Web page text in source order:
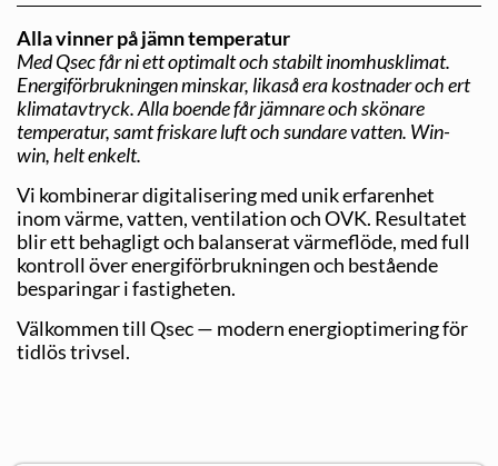
Alla vinner på jämn temperatur
Med Qsec får ni ett optimalt och stabilt inomhusklimat.
Energiförbrukningen minskar, likaså era kostnader och ert
klimatavtryck. Alla boende får jämnare och skönare
temperatur, samt friskare luft och sundare vatten. Win-
win, helt enkelt.
Vi kombinerar digitalisering med unik erfarenhet
inom värme, vatten, ventilation och OVK. Resultatet
blir ett behagligt och balanserat värmeflöde, med full
kontroll över energiförbrukningen och bestående
besparingar i fastigheten.
Välkommen till Qsec — modern energioptimering för
tidlös trivsel.